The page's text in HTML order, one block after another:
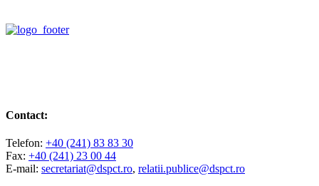
Contact:
Telefon: +40 (241) 83 83 30
Fax: +40 (241) 23 00 44
E-mail: secretariat@dspct.ro, relatii.publice@dspct.ro